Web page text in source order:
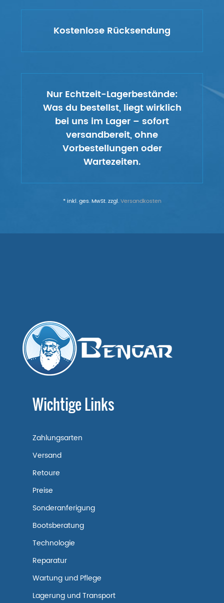
Kostenlose Rücksendung
Nur Echtzeit-Lagerbestände:
Was du bestellst, liegt wirklich
bei uns im Lager – sofort
versandbereit, ohne
Vorbestellungen oder
Wartezeiten.
* inkl. ges. MwSt. zzgl.Versandkosten
Wichtige Links
Zahlungsarten
Versand
Retoure
Preise
Sonderanferigung
Bootsberatung
Technologie
Reparatur
Wartung und Pflege
Lagerung und Transport